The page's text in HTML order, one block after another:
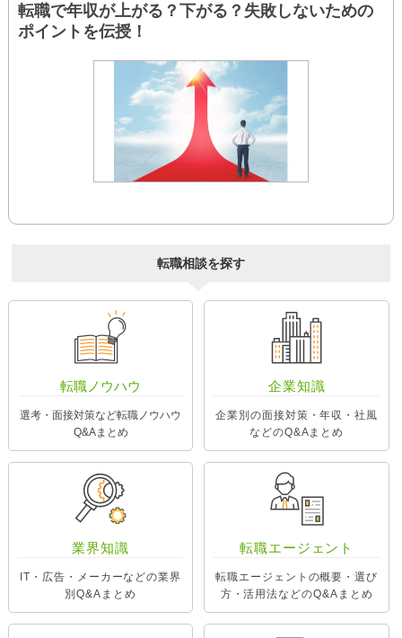
転職で年収が上がる？下がる？失敗しないための
ポイントを伝授！
転職相談を探す
転職ノウハウ
選考・面接対策など転職ノウハウ
Q&Aまとめ
企業知識
企業別の面接対策・年収・社風
などのQ&Aまとめ
業界知識
IT・広告・メーカーなどの業界
別Q&Aまとめ
転職エージェント
転職エージェントの概要・選び
方・活用法などのQ&Aまとめ